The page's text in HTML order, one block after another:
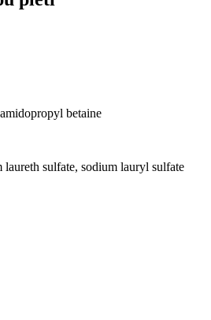
betaine
laureth sulfate, sodium lauryl sulfate